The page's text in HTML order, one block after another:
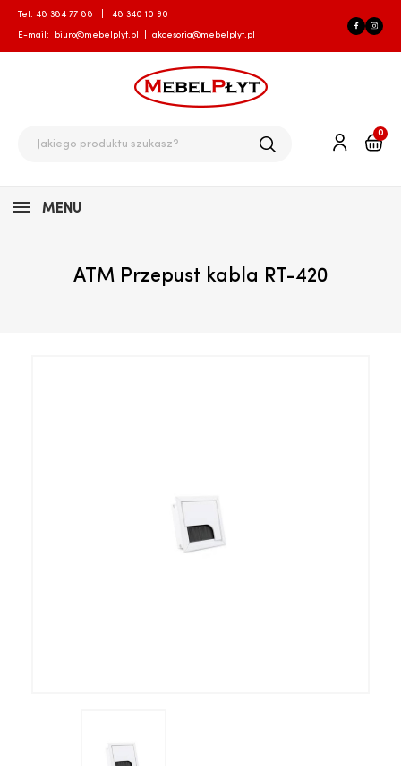
Tel: 48 384 77 88 48 340 10 90
E-mail: biuro@mebelplyt.pl akcesoria@mebelplyt.pl
0
MENU
ATM Przepust kabla RT-420